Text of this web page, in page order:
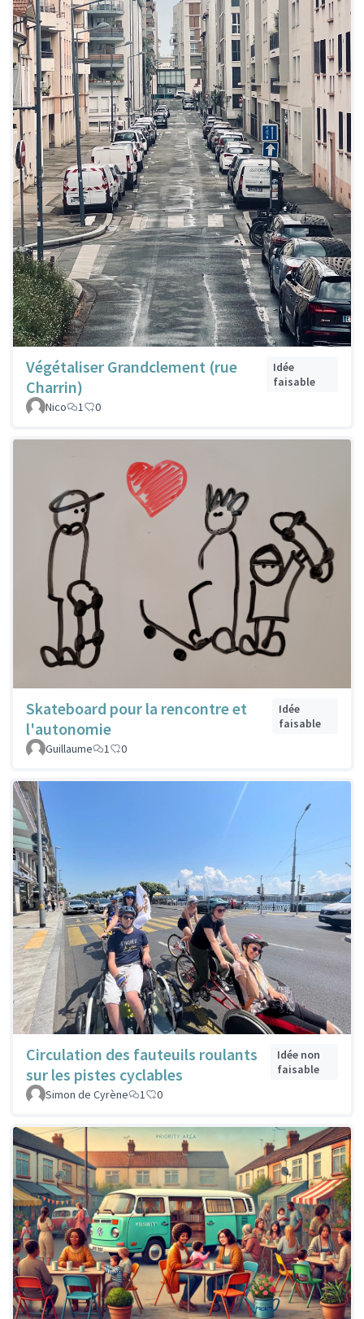
Végétaliser Grandclement (rue
Charrin)
Idée
faisable
Nico
1 0
Skateboard pour la rencontre et
l'autonomie
Idée
faisable
Guillaume
1 0
Circulation des fauteuils roulants
sur les pistes cyclables
Idée non
faisable
Simon de Cyrène
1 0